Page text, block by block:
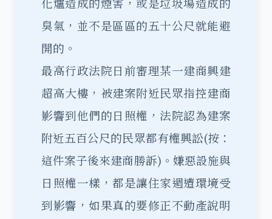
臭氣，並不是區區的五十公尺就能避
開的。
最高行政法院日前審理某一建商興建
超高大樓，被建案附近民眾指控建商
影響到他們的日照權，法院認為建案
附近五百公尺的民眾都有權興訟(按：
這件案子後來建商勝訴)。嫌惡設施與
日照權一樣，都是讓住家週遭環境受
到影響，如果真的要修正不動產說明